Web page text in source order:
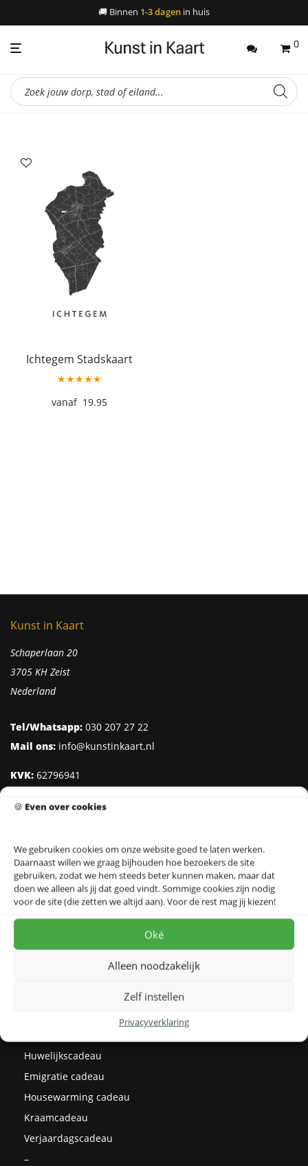
🍪 Even over cookies
We gebruiken cookies om onze website goed te laten werken.
Daarnaast willen we graag bijhouden hoe bezoekers de site
gebruiken, zodat we hem steeds beter kunnen maken, maar dat
doen we alleen als jij dat goed vindt. Sommige cookies zijn nodig
voor de site (die zetten we altijd aan). Voor de rest mag jij kiezen!
Oké
Alleen noodzakelijk
Zelf instellen
Privacyverklaring
🚚 Binnen 1-3 dagen in huis
0
Producten
zoeken
Ichtegem Stadskaart
★★★★★
19.95
Kunst in Kaart
Schaperlaan 20
3705 KH Zeist
Nederland
Tel/Whatsapp: 030 207 27 22
Mail ons: info@kunstinkaart.nl
KVK: 62796941
IBAN:NL95 INGB 0006 8527 18
Klantenservice
Over Kunst in Kaart
Prijzen
Huwelijkscadeau
Emigratie cadeau
Housewarming cadeau
Kraamcadeau
Verjaardagscadeau
–